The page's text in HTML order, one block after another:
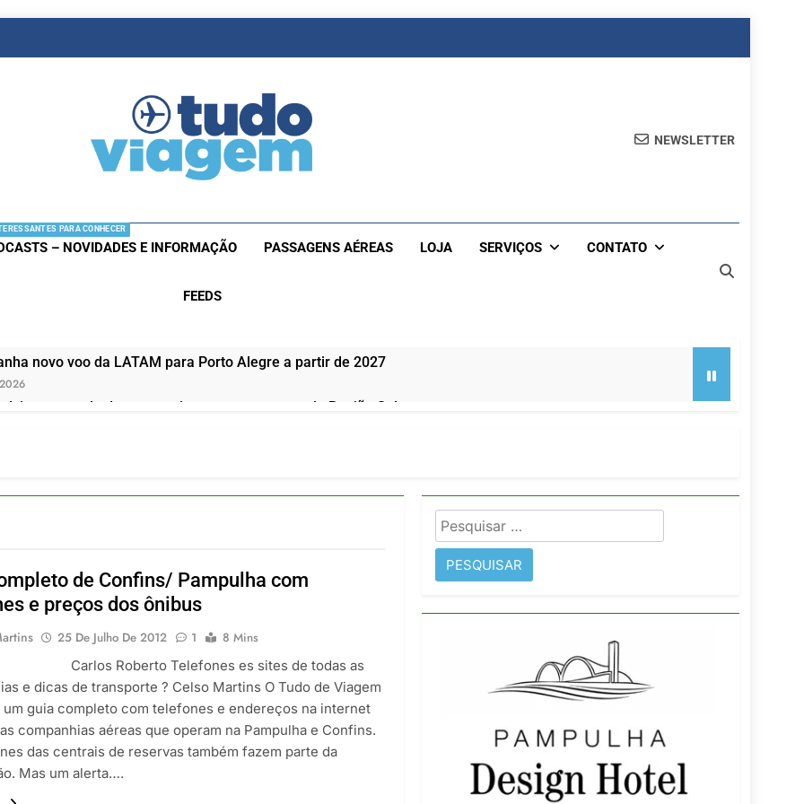
NEWSLETTER
PARA CONHECER
– NOVIDADES E INFORMAÇÃO PASSAGENS AÉREAS LOJA SERVIÇOS CONTATO
FEEDS
novo voo da LATAM para Porto Alegre a partir de 2027
recorde de passageiros nos aeroportos da Região Sul
carreira internacional, Marc Balanger assume comando do Wyndham São Paulo Ibirapuera
voos diretos entre Porto Alegre e Montevidéu em dezembro
de Confins/ Pampulha com
e preços dos ônibus
25 De Julho De 2012 1
8 Mins
Roberto Telefones es sites de todas as
e dicas de transporte ? Celso Martins O Tudo de Viagem
um guia completo com telefones e endereços na internet
companhias aéreas que operam na Pampulha e Confins.
das centrais de reservas também fazem parte da
Mas um alerta….
Pesquisar
por: